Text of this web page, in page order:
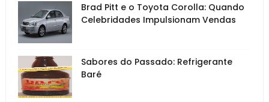
Brad Pitt e o Toyota Corolla: Quando
Celebridades Impulsionam Vendas
Sabores do Passado: Refrigerante
Baré